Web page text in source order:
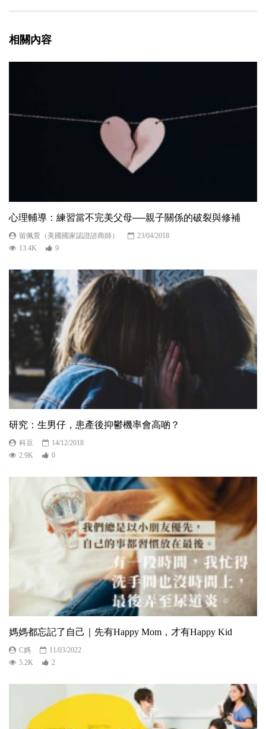
相關內容
心理輔導：練習當不完美父母──親子關係的破裂與修補
留佩萱（美國國家認證諮商師）
23/04/2018
13.4K
9
研究：生男仔，患產後抑鬱機率會高啲？
科豆
14/12/2018
2.9K
0
媽媽都忘記了自己｜先有Happy Mom，才有Happy Kid
C媽
11/03/2022
5.2K
2